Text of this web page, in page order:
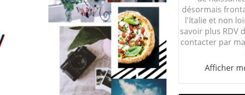
désormais
l'Italie et non
savoir plus RDV
contacter par
Afficher